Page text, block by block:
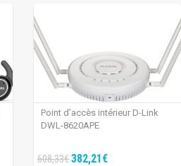
Point d’accès intérieur D-Link
DWL-8620APE
608,33€382,21€